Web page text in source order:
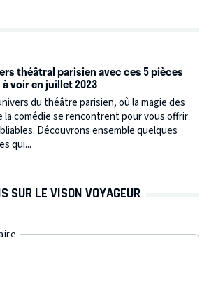
théâtral parisien avec ces 5 pièces
voir en juillet 2023
du théâtre parisien, où la magie des
la comédie se rencontrent pour vous offrir
Découvrons ensemble quelques
qui...
SUR LE VISON VOYAGEUR